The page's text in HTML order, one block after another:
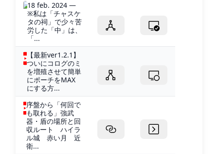
18 feb. 2024 —
※私は「チャスケ
タの祠」で少々苦
労した「中」は、
「...
【最新ver1.2.1】
ついにコログのミ
を増殖させて簡単
にポーチをMAX
にする方...
序盤から「何回で
も取れる」強武
器・盾の場所と回
収ルート ハイラ
ル城 赤い月 近
衛...